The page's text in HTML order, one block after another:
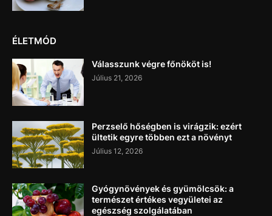
ÉLETMÓD
Válasszunk végre főnököt is!
Július 21, 2026
Perzselő hőségben is virágzik: ezért
ültetik egyre többen ezt a növényt
Július 12, 2026
Gyógynövények és gyümölcsök: a
természet értékes vegyületei az
egészség szolgálatában